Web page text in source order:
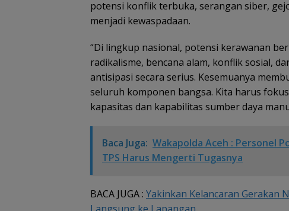
potensi konflik terbuka, serangan siber,
menjadi kewaspadaan.
“Di lingkup nasional, potensi kerawanan
radikalisme, bencana alam, konflik sosial,
antisipasi secara serius. Kesemuanya
seluruh komponen bangsa. Kita harus
kapasitas dan kapabilitas sumber daya
Baca Juga: Wakapolda Aceh : Personel
TPS Harus Mengerti Tugasnya
BACA JUGA : Yakinkan Kelancaran Gerakan